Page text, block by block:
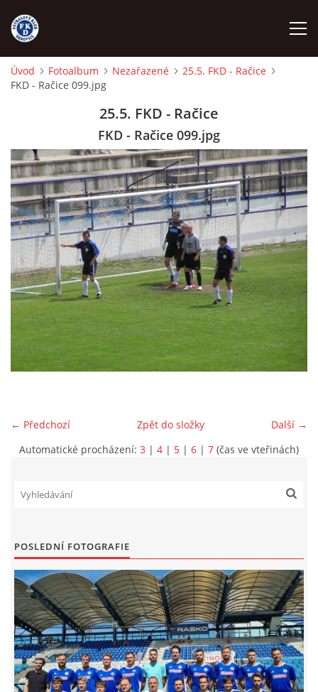
ÚVOD
FKD A
FKD B
STARŠÍ DOROST
STARŠÍ ŽÁCI
MLADŠÍ ŽÁCI
STARŠÍ PŘÍPRAVKA R 2012 + 2013
ARCHÍV
DOTACE
FKD, z.s.
Úvod Fotoalbum Nezařazené
25.5. FKD - Račice
FKD - Račice 099.jpg
25.5. FKD - Račice
FKD - Račice 099.jpg
← Předchozí Další →
Zpět do složky
Automatické procházení: 3 | 4 | 5 | 6 | 7 (čas ve vteřinách)
POSLEDNÍ FOTOGRAFIE